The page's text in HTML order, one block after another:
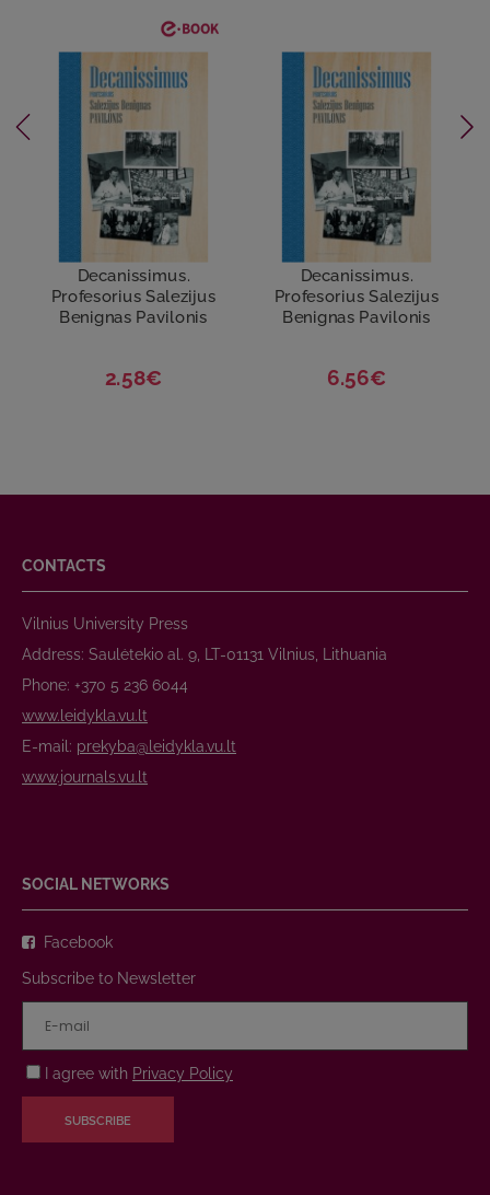
Decanissimus.
Profesorius Salezijus
Benignas Pavilonis
2.58€
Decanissimus.
Profesorius Salezijus
Benignas Pavilonis
6.56€
CONTACTS
Vilnius University Press
Address: Saulėtekio al. 9, LT-01131 Vilnius, Lithuania
Phone: +370 5 236 6044
www.leidykla.vu.lt
E-mail: prekyba@leidykla.vu.lt
www.journals.vu.lt
SOCIAL NETWORKS
Facebook
Subscribe to Newsletter
I agree with Privacy Policy
SUBSCRIBE